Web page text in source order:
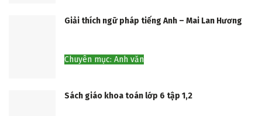
Giải thích ngữ pháp tiếng Anh – Mai Lan Hương
Chuyên mục: Anh văn
Sách giáo khoa toán lớp 6 tập 1,2